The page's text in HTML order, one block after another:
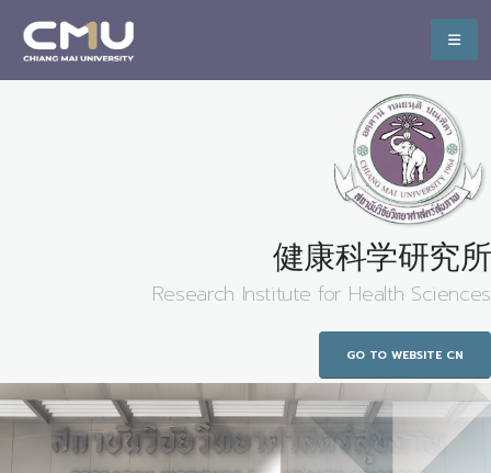
健康科学研究所
Research Institute for Health Sciences
GO TO WEBSITE CN